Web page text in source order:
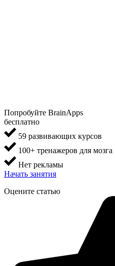
Попробуйте BrainApps
бесплатно
59 развивающих курсов
100+ тренажеров для мозга
Нет рекламы
Начать занятия
Оцените статью